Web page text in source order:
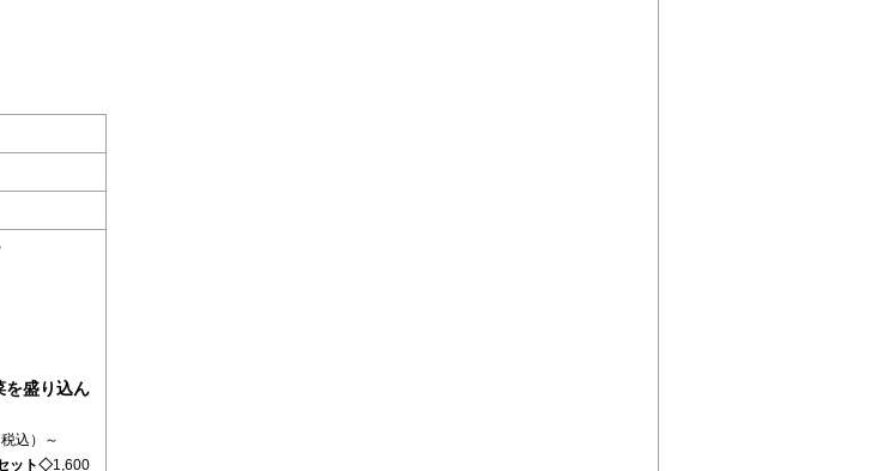
を盛り込ん
込）～
ット◇1,600